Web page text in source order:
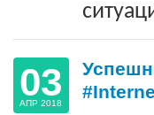
03
АПР 2018